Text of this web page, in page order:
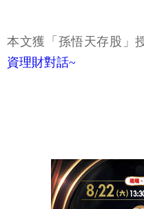
本文獲「孫悟天存股」
資理財對話~